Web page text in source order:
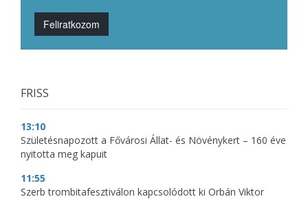
Feliratkozom
FRISS
13:10
Születésnapozott a Fővárosi Állat- és Növénykert – 160 éve
nyitotta meg kapuit
11:55
Szerb trombitafesztiválon kapcsolódott ki Orbán Viktor